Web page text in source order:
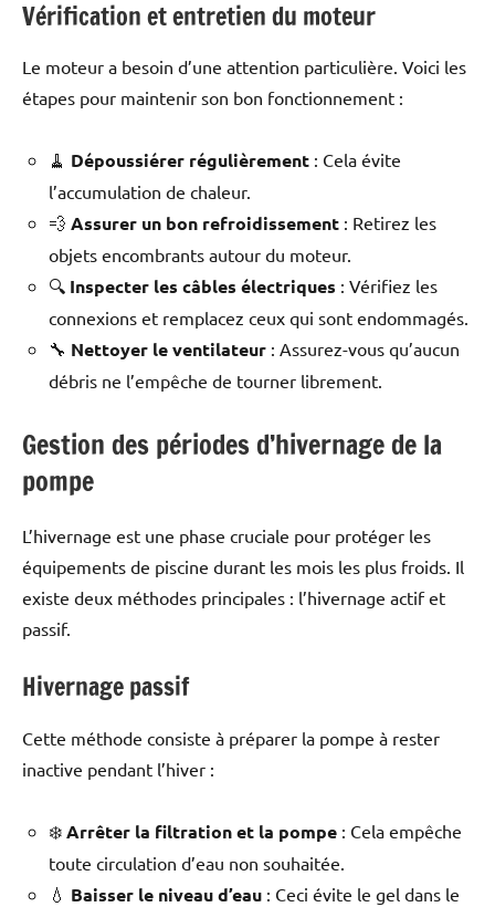
Vérification et entretien du moteur
Le moteur a besoin d’une attention particulière. Voici les
étapes pour maintenir son bon fonctionnement :
🧹 Dépoussiérer régulièrement : Cela évite
l’accumulation de chaleur.
💨 Assurer un bon refroidissement : Retirez les
objets encombrants autour du moteur.
🔍 Inspecter les câbles électriques : Vérifiez les
connexions et remplacez ceux qui sont endommagés.
🔧 Nettoyer le ventilateur : Assurez-vous qu’aucun
débris ne l’empêche de tourner librement.
Gestion des périodes d’hivernage de la
pompe
L’hivernage est une phase cruciale pour protéger les
équipements de piscine durant les mois les plus froids. Il
existe deux méthodes principales : l’hivernage actif et
passif.
Hivernage passif
Cette méthode consiste à préparer la pompe à rester
inactive pendant l’hiver :
❄️ Arrêter la filtration et la pompe : Cela empêche
toute circulation d’eau non souhaitée.
💧 Baisser le niveau d’eau : Ceci évite le gel dans le